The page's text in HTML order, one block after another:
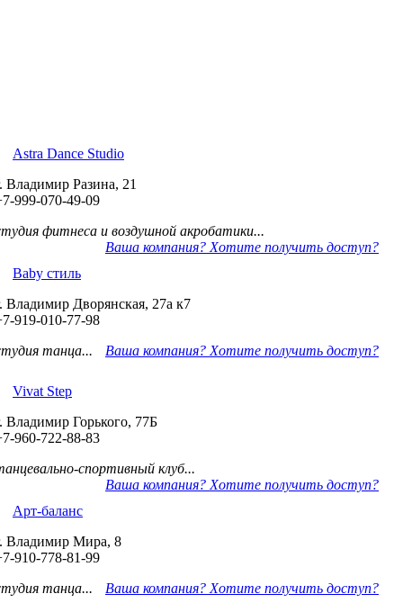
Astra Dance Studio
Владимир Разина, 21
999-070-49-09
фитнеса и воздушной акробатики...
Ваша компания? Хотите получить доступ?
Baby стиль
Владимир Дворянская, 27а к7
919-010-77-98
танца...
Ваша компания? Хотите получить доступ?
Vivat Step
Владимир Горького, 77Б
960-722-88-83
спортивный клуб...
Ваша компания? Хотите получить доступ?
Арт-баланс
Владимир Мира, 8
910-778-81-99
танца...
Ваша компания? Хотите получить доступ?